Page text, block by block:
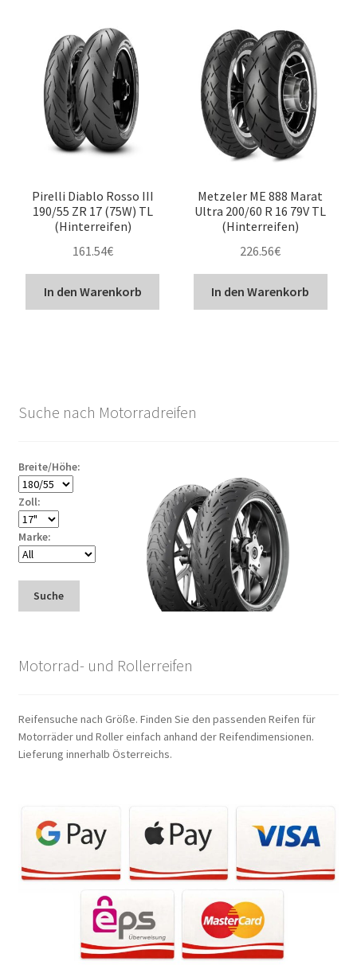
Pirelli Diablo Rosso III
190/55 ZR 17 (75W) TL
(Hinterreifen)
161.54€
In den Warenkorb
Metzeler ME 888 Marat
Ultra 200/60 R 16 79V TL
(Hinterreifen)
226.56€
In den Warenkorb
Suche nach Motorradreifen
Breite/Höhe:
Zoll:
Marke:
Suche
Motorrad- und Rollerreifen
Reifensuche nach Größe. Finden Sie den passenden Reifen für
Motorräder und Roller einfach anhand der Reifendimensionen.
Lieferung innerhalb Österreichs.